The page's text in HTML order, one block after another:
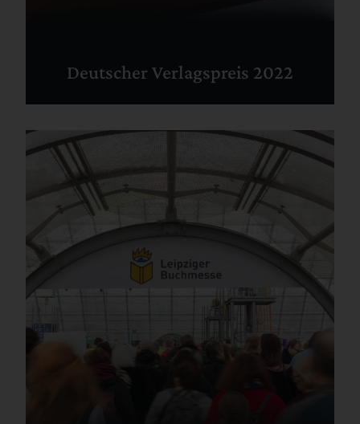
Deutscher Verlagspreis 2022